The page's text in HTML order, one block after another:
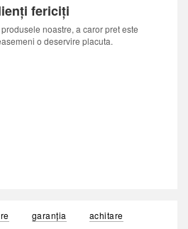
fericiți
noastre, a caror pret este
o deservire placuta.
garanția
achitare